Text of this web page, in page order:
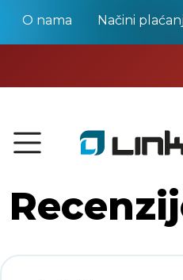
O nama Načini